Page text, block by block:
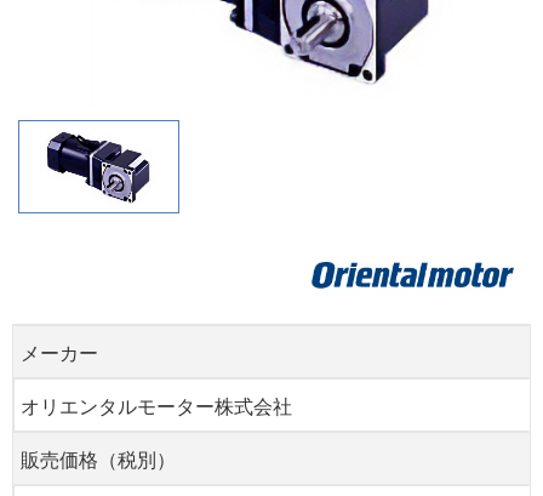
メーカー
オリエンタルモーター株式会社
販売価格（税別）